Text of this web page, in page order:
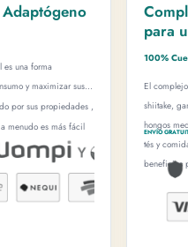
una forma
y maximizar sus
por sus propiedades ,
menudo es más fácil
para
100%
El
shiitake,
hongos
tés y
beneficios
ENVÍO